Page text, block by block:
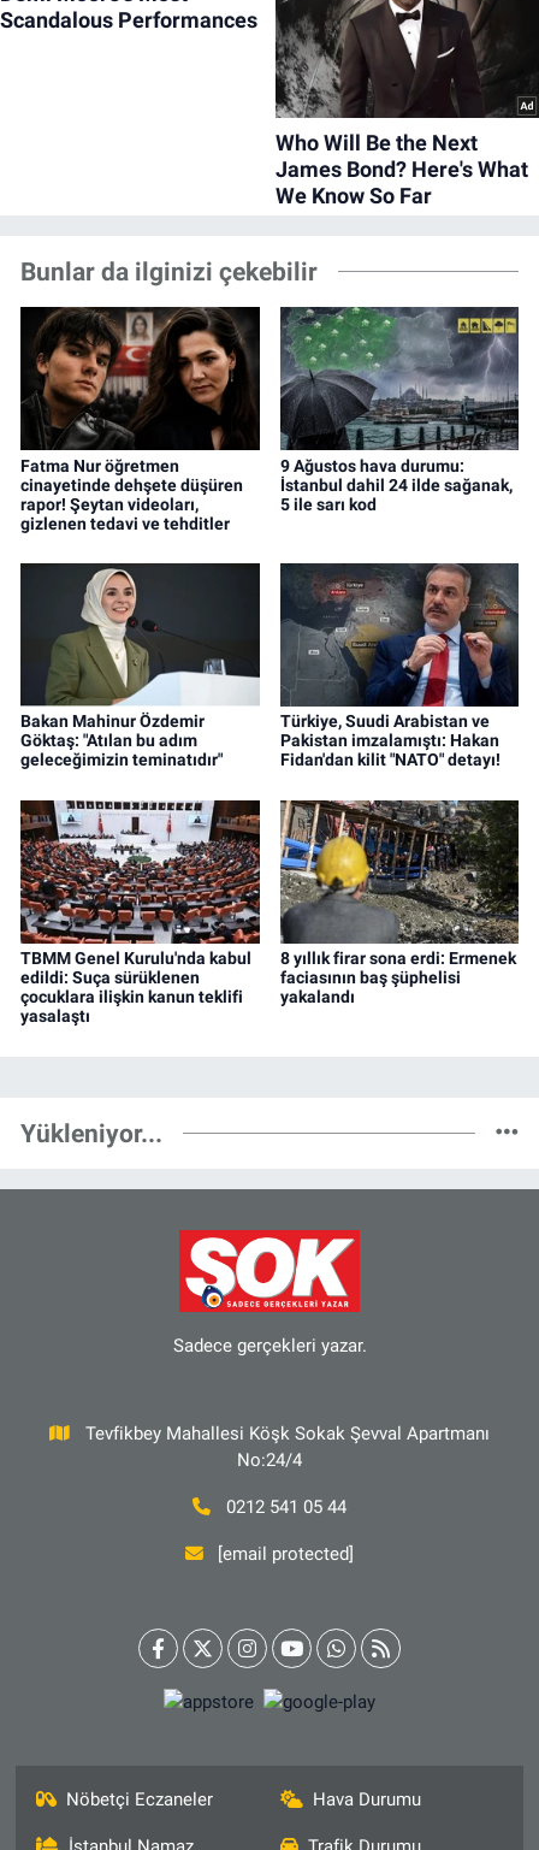
Bunlar da ilginizi çekebilir
Fatma Nur öğretmen
cinayetinde dehşete düşüren
rapor! Şeytan videoları,
gizlenen tedavi ve tehditler
9 Ağustos hava durumu:
İstanbul dahil 24 ilde sağanak,
5 ile sarı kod
Bakan Mahinur Özdemir
Göktaş: "Atılan bu adım
geleceğimizin teminatıdır"
Türkiye, Suudi Arabistan ve
Pakistan imzalamıştı: Hakan
Fidan'dan kilit "NATO" detayı!
TBMM Genel Kurulu'nda kabul
edildi: Suça sürüklenen
çocuklara ilişkin kanun teklifi
yasalaştı
8 yıllık firar sona erdi: Ermenek
faciasının baş şüphelisi
yakalandı
Yükleniyor...
Sadece gerçekleri yazar.
Tevfikbey Mahallesi Köşk Sokak Şevval Apartmanı
No:24/4
0212 541 05 44
[email protected]
Nöbetçi Eczaneler Hava Durumu